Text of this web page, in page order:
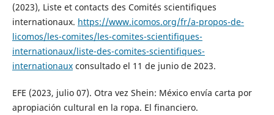
(2023), Liste et contacts des Comités scientifiques
internationaux. https://www.icomos.org/fr/a-propos-de-
licomos/les-comites/les-comites-scientifiques-
internationaux/liste-des-comites-scientifiques-
internationauxconsultado el 11 de junio de 2023.
EFE (2023, julio 07). Otra vez Shein: México envía carta por
apropiación cultural en la ropa. El financiero.